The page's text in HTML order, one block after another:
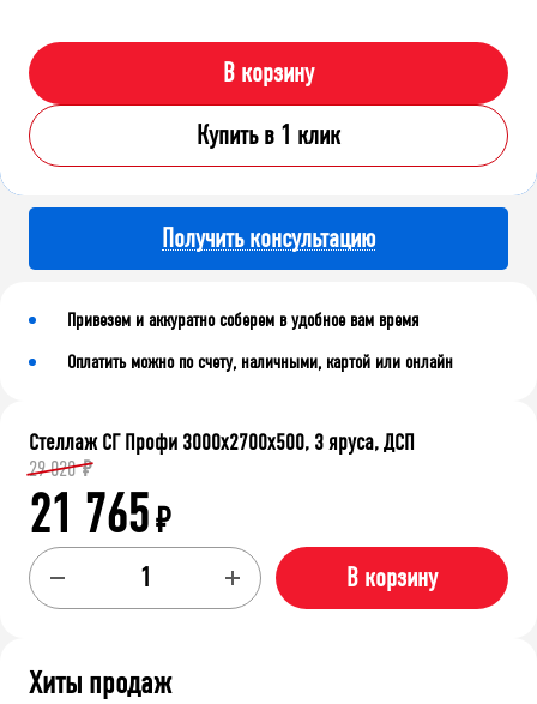
В корзину
Купить в 1 клик
Получить консультацию
Привезем и аккуратно соберем в удобное вам время
Оплатить можно по счету, наличными, картой или онлайн
Стеллаж СГ Профи 3000х2700х500, 3 яруса, ДСП
29 020 ₽
21 765₽
В корзину
Хиты продаж